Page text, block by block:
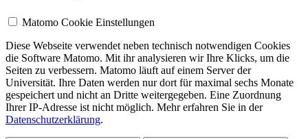
Matomo Cookie Einstellungen
Diese Webseite verwendet neben technisch notwendigen Cookies
die Software Matomo. Mit ihr analysieren wir Ihre Klicks, um die
Seiten zu verbessern. Matomo läuft auf einem Server der
Universität. Ihre Daten werden nur dort für maximal sechs Monate
gespeichert und nicht an Dritte weitergegeben. Eine Zuordnung
Ihrer IP-Adresse ist nicht möglich. Mehr erfahren Sie in der
Datenschutzerklärung.